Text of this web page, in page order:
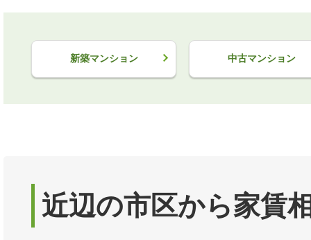
新築マンション 中古マンション
近辺の市区から家賃